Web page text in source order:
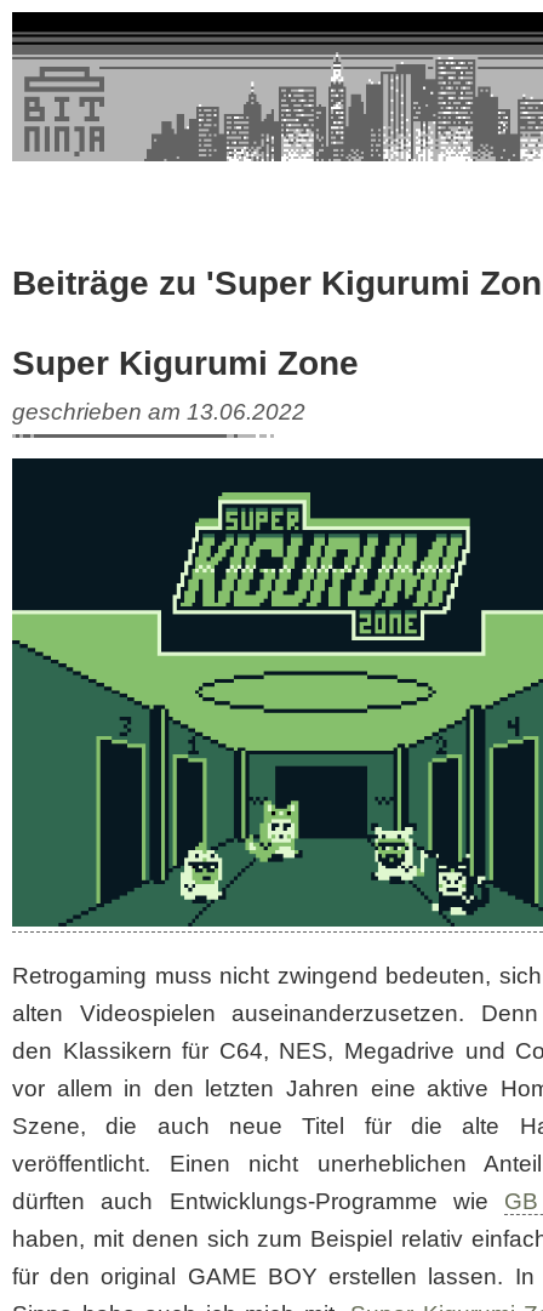
Beiträge zu 'Super Kigurumi
Super Kigurumi Zone
geschrieben am 13.06.2022
Retrogaming muss nicht zwingend bedeuten,
alten Videospielen auseinanderzusetzen.
den Klassikern für C64, NES, Megadrive und
vor allem in den letzten Jahren eine aktive
Szene, die auch neue Titel für die alte
veröffentlicht. Einen nicht unerheblichen
dürften auch Entwicklungs-Programme wie
haben, mit denen sich zum Beispiel relativ
für den original GAME BOY erstellen lassen. In